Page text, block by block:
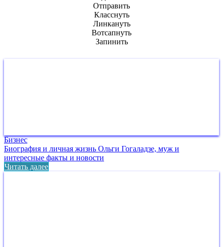
Отправить
Класснуть
Линкануть
Вотсапнуть
Запинить
Бизнес
Биография и личная жизнь Ольги Гогаладзе, муж и
интересные факты и новости
Читать далее